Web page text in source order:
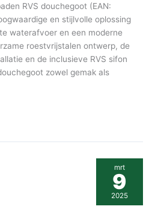
RVS douchegoot (EAN:
en stijlvolle oplossing
waterafvoer en een moderne
roestvrijstalen ontwerp, de
en de inclusieve RVS sifon
zowel gemak als
mrt
9
2025